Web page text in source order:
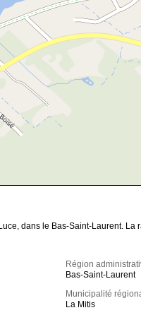
dans le Bas-Saint-Laurent.
Région
Bas-Saint-Laurent
Municipalité
La Mitis